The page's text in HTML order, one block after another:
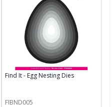
Find It - Egg Nesting Dies
FIBND005